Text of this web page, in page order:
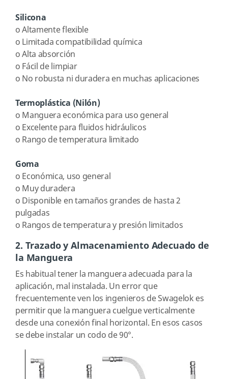
Silicona
oAltamente flexible
o Limitada compatibilidad química
oAlta absorción
o Fácil de limpiar
o No robusta ni duradera en muchas aplicaciones
Termoplástica (Nilón)
o Manguera económica para uso general
o Excelente para fluidos hidráulicos
o Rango de temperatura limitado
Goma
o Económica, uso general
o Muy duradera
o Disponible en tamaños grandes de hasta 2
pulgadas
o Rangos de temperatura y presión limitados
2. Trazado y Almacenamiento Adecuado de
la Manguera
Es habitual tener la manguera adecuada para la
aplicación, mal instalada. Un error que
frecuentemente ven los ingenieros de Swagelok es
permitir que la manguera cuelgue verticalmente
desde una conexión final horizontal. En esos casos
se debe instalar un codo de 90°.